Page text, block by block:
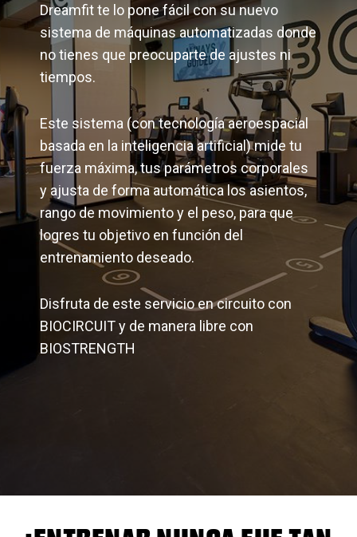
Dreamfit te lo pone fácil con su nuevo
sistema de máquinas automatizadas donde
no tienes que preocuparte de ajustes ni
tiempos.
Este sistema (con tecnología aeroespacial
basada en la inteligencia artificial) mide tu
fuerza máxima, tus parámetros corporales
y ajusta de forma automática los asientos,
rango de movimiento y el peso, para que
logres tu objetivo en función del
entrenamiento deseado.
Disfruta de este servicio en circuito con
BIOCIRCUIT y de manera libre con
BIOSTRENGTH